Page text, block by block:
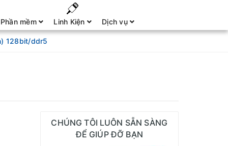
Phần mềm Linh Kiện Dịch vụ
128bit/ddr5
CHÚNG TÔI LUÔN SẴN SÀNG
ĐỂ GIÚP ĐỠ BẠN